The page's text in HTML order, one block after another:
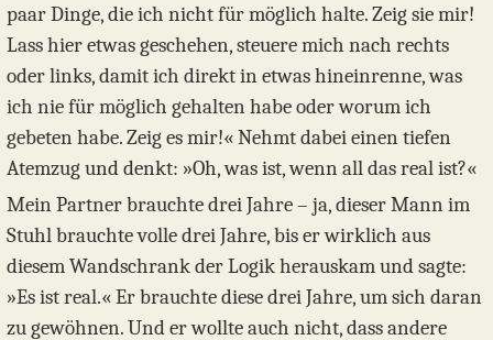
paar Dinge, die ich nicht für möglich halte. Zeig sie mir!
Lass hier etwas geschehen, steuere mich nach rechts
oder links, damit ich direkt in etwas hineinrenne, was
ich nie für möglich gehalten habe oder worum ich
gebeten habe. Zeig es mir!« Nehmt dabei einen tiefen
Atemzug und denkt: »Oh, was ist, wenn all das real ist?«
Mein Partner brauchte drei Jahre – ja, dieser Mann im
Stuhl brauchte volle drei Jahre, bis er wirklich aus
diesem Wandschrank der Logik herauskam und sagte:
»Es ist real.« Er brauchte diese drei Jahre, um sich daran
zu gewöhnen. Und er wollte auch nicht, dass andere